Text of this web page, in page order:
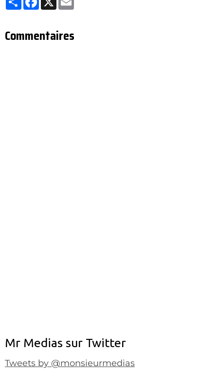
Commentaires
Mr Medias sur Twitter
Tweets by @monsieurmedias